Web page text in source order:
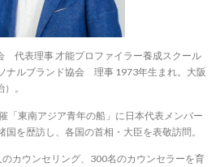
代表理事 才能プロファイラー養成スクール
ナルブランド協会 理事 1973年生まれ。大阪
。
「東南アジア青年の船」に日本代表メンバー
国を歴訪し、各国の首相・大臣を表敬訪問。
カウンセリング、300名のカウンセラーを育